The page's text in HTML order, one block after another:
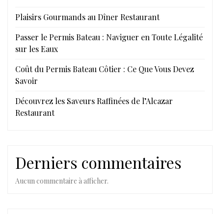
Plaisirs Gourmands au Dîner Restaurant
Passer le Permis Bateau : Naviguer en Toute Légalité
sur les Eaux
Coût du Permis Bateau Côtier : Ce Que Vous Devez
Savoir
Découvrez les Saveurs Raffinées de l’Alcazar
Restaurant
Derniers commentaires
Aucun commentaire à afficher.